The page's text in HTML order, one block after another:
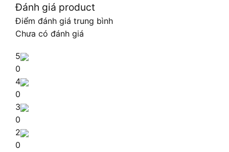
Đánh giá product
Điểm đánh giá trung bình
Chưa có đánh giá
5
0
4
0
3
0
2
0